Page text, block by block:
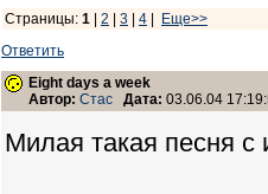
Страницы: 1 2 3 4
Еще>>
Ответить
Eight days a week
Автор: Стас Дата: 03.06.04
Милая такая песня с